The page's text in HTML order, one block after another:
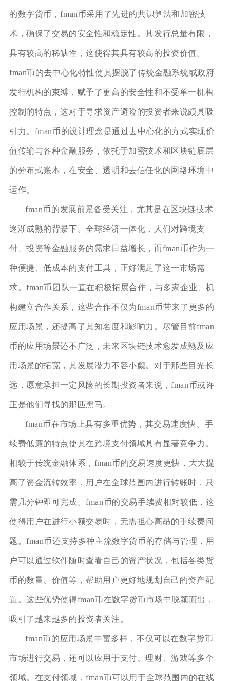
的数字货币，fman币采用了先进的共识算法和加密技
术，确保了交易的安全性和稳定性。其发行总量有限，
具有较高的稀缺性，这使得其具有较高的投资价值。
fman币的去中心化特性使其摆脱了传统金融系统或政府
发行机构的束缚，赋予了更高的安全性和不受单一机构
控制的特点，这对于寻求资产避险的投资者来说颇具吸
引力。fman币的设计理念是通过去中心化的方式实现价
值传输与各种金融服务，依托于加密技术和区块链底层
的分布式账本，在安全、透明和去信任化的网络环境中
运作。
fman币的发展前景备受关注，尤其是在区块链技术
逐渐成熟的背景下。全球经济一体化，人们对跨境支
付、投资等金融服务的需求日益增长，而fman币作为一
种便捷、低成本的支付工具，正好满足了这一市场需
求。fman币团队一直在积极拓展合作，与多家企业、机
构建立合作关系，这些合作不仅为fman币带来了更多的
应用场景，还提高了其知名度和影响力。尽管目前fman
币的应用场景还不广泛，未来区块链技术愈发成熟及应
用场景的拓宽，其发展潜力不容小觑。对于那些目光长
远，愿意承担一定风险的长期投资者来说，fman币或许
正是他们寻找的那匹黑马。
fman币在市场上具有多重优势，其交易速度快、手
续费低廉的特点使其在跨境支付领域具有显著竞争力。
相较于传统金融体系，fman币的交易速度更快，大大提
高了资金流转效率，用户在全球范围内进行转账时，只
需几分钟即可完成。fman币的交易手续费相对较低，这
使得用户在进行小额交易时，无需担心高昂的手续费问
题。fman币还支持多种主流数字货币的存储与管理，用
户可以通过软件随时查看自己的资产状况，包括各类货
币的数量、价值等，帮助用户更好地规划自己的资产配
置。这些优势使得fman币在数字货币市场中脱颖而出，
吸引了越来越多的投资者关注。
fman币的应用场景丰富多样，不仅可以在数字货币
市场进行交易，还可以应用于支付、理财、游戏等多个
领域。在支付领域，fman币可以用于全球范围内的在线